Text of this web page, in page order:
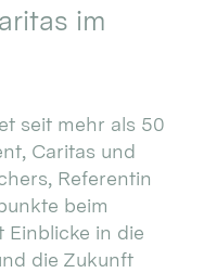
im
seit mehr als 50
Caritas und
Referentin
beim
Einblicke in die
die Zukunft